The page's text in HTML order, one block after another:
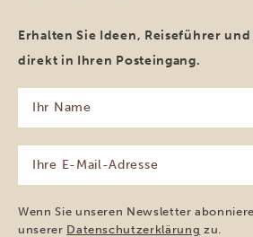
Erhalten Sie Ideen, Reiseführer
direkt in Ihren Posteingang.
Name
(erforderlich)
Mail-
Adresse
(erforderlich)
Wenn Sie unseren Newsletter
unserer Datenschutzerklärung zu.